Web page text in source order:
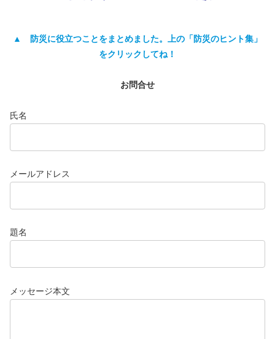
▲ 防災に役立つことをまとめました。上の「防災のヒント集」
をクリック してね ！
お問合せ
氏名
メールアドレス
題名
メッセージ本文